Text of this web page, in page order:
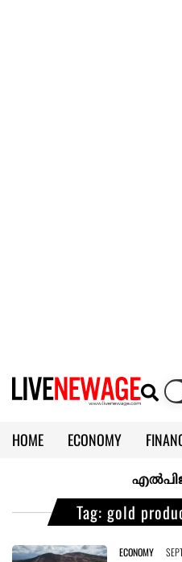
HOME ECONOMY
KERALA @70
Tag: gold
ECONOMY